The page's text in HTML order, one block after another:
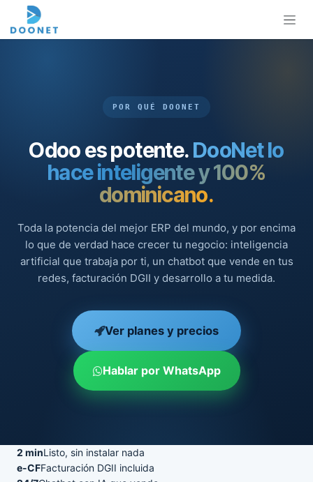
Ir al contenido
POR QUÉ DOONET
Odoo es potente.DooNet lo
hace inteligente y 100%
dominicano.
Toda la potencia del mejor ERP del mundo, y por encima
lo que de verdad hace crecer tu negocio: inteligencia
artificial que trabaja por ti, un chatbot que vende en tus
redes, facturación DGII y desarrollo a tu medida.
Ver planes y precios
Hablar por WhatsApp
2 minListo, sin instalar nada
e-CFFacturación DGII incluida